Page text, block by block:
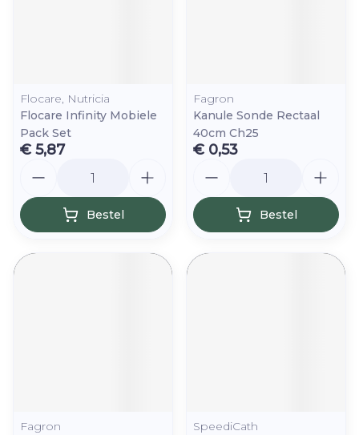
Flocare, Nutricia
Flocare Infinity Mobiele
Pack Set
€ 5,87
Bestel
Fagron
Kanule Sonde Rectaal
40cm Ch25
€ 0,53
Bestel
Fagron
SpeediCath